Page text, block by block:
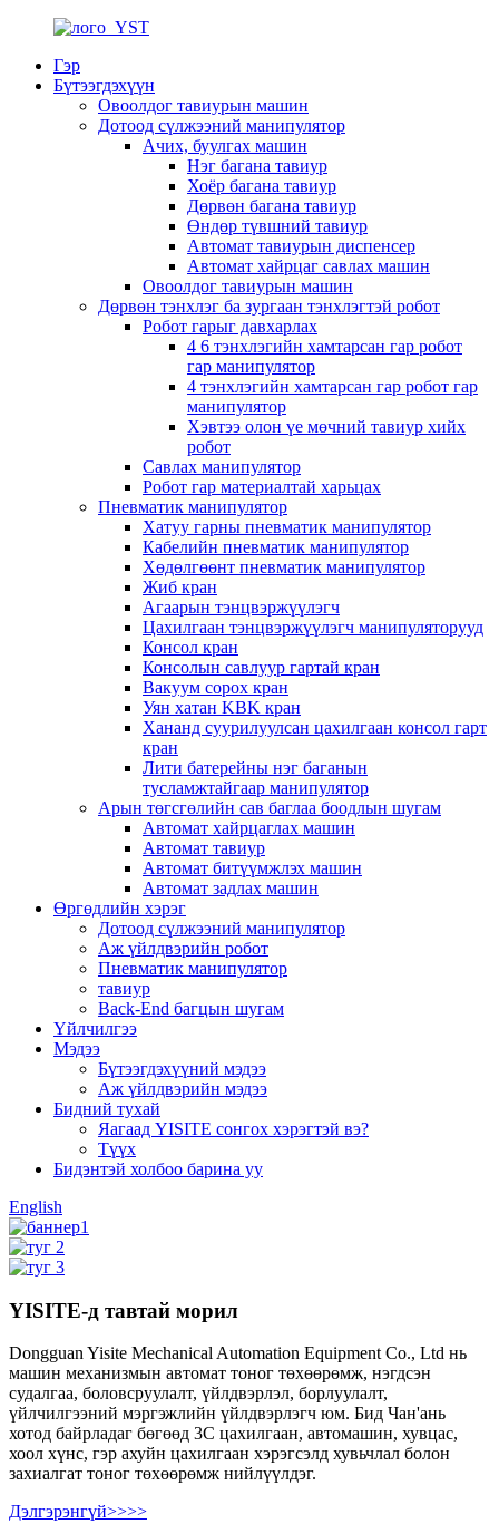
Гэр
Бүтээгдэхүүн
Овоолдог тавиурын машин
Дотоод сүлжээний манипулятор
Ачих, буулгах машин
Нэг багана тавиур
Хоёр багана тавиур
Дөрвөн багана тавиур
Өндөр түвшний тавиур
Автомат тавиурын диспенсер
Автомат хайрцаг савлах машин
Овоолдог тавиурын машин
Дөрвөн тэнхлэг ба зургаан тэнхлэгтэй робот
Робот гарыг давхарлах
4 6 тэнхлэгийн хамтарсан гар робот
гар манипулятор
4 тэнхлэгийн хамтарсан гар робот гар
манипулятор
Хэвтээ олон үе мөчний тавиур хийх
робот
Савлах манипулятор
Робот гар материалтай харьцах
Пневматик манипулятор
Хатуу гарны пневматик манипулятор
Кабелийн пневматик манипулятор
Хөдөлгөөнт пневматик манипулятор
Жиб кран
Агаарын тэнцвэржүүлэгч
Цахилгаан тэнцвэржүүлэгч манипуляторууд
Консол кран
Консолын савлуур гартай кран
Вакуум сорох кран
Уян хатан KBK кран
Хананд суурилуулсан цахилгаан консол гарт
кран
Лити батерейны нэг баганын
тусламжтайгаар манипулятор
Арын төгсгөлийн сав баглаа боодлын шугам
Автомат хайрцаглах машин
Автомат тавиур
Автомат битүүмжлэх машин
Автомат задлах машин
Өргөдлийн хэрэг
Дотоод сүлжээний манипулятор
Аж үйлдвэрийн робот
Пневматик манипулятор
тавиур
Back-End багцын шугам
Үйлчилгээ
Мэдээ
Бүтээгдэхүүний мэдээ
Аж үйлдвэрийн мэдээ
Бидний тухай
Яагаад YISITE сонгох хэрэгтэй вэ?
Түүх
Бидэнтэй холбоо барина уу
English
YISITE-д тавтай морил
Dongguan Yisite Mechanical Automation Equipment Co., Ltd нь
машин механизмын автомат тоног төхөөрөмж, нэгдсэн
судалгаа, боловсруулалт, үйлдвэрлэл, борлуулалт,
үйлчилгээний мэргэжлийн үйлдвэрлэгч юм. Бид Чан'ань
хотод байрладаг бөгөөд 3С цахилгаан, автомашин, хувцас,
хоол хүнс, гэр ахуйн цахилгаан хэрэгсэлд хувьчлал болон
захиалгат тоног төхөөрөмж нийлүүлдэг.
Дэлгэрэнгүй>>>>